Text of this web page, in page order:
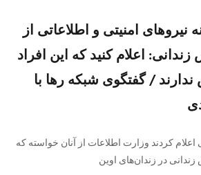
امنیتی و اطلاعاتی از
اعلام کنید که این افراد
/ گفتگوی شبکه رها با
اعلام کردند وزارت اطلاعات از آنان خواسته که
زندانی در زندان‌های اوین